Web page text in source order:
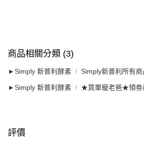
商品相關分類 (3)
►Simply 新普利酵素 Simply新普利所有商
►Simply 新普利酵素 ★買單寵老爸★領劵
評價